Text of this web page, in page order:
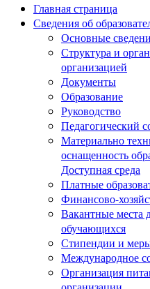
Главная страница
Сведения об
Основные
Структура и
организацией
Документы
Образование
Руководство
Педагогический
Материально
оснащенность
Доступная среда
Платные
Финансово-
Вакантные места
обучающихся
Стипендии и
Международное
Организация